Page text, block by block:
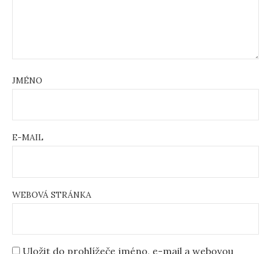
JMÉNO
E-MAIL
WEBOVÁ STRÁNKA
Uložit do prohlížeče jméno, e-mail a webovou